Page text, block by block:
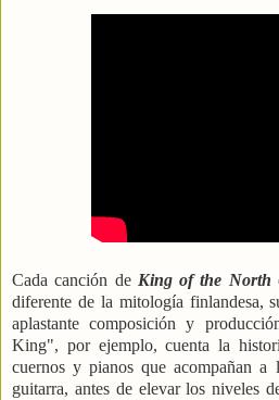
Cada canción de King of the North
diferente de la mitología finlandesa,
aplastante composición y
King", por ejemplo, cuenta la
cuernos y pianos que acompañan
guitarra, antes de elevar los niveles